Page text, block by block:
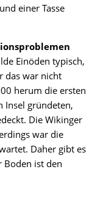
einer Tasse
Einöden typisch,
das war nicht
herum die ersten
Insel gründeten,
Die Wikinger
war die
Daher gibt es
Boden ist den